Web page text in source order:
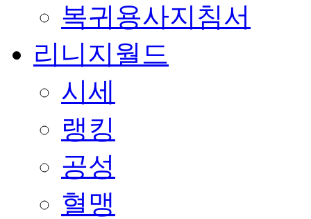
복귀용사지침서
리니지월드
시세
랭킹
공성
혈맹